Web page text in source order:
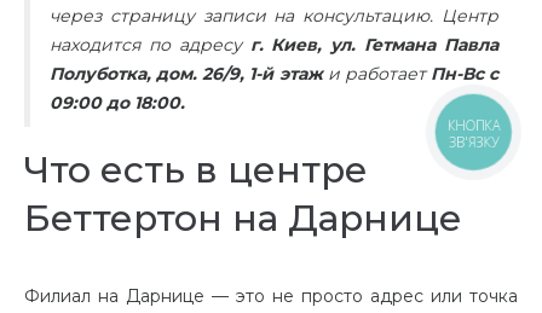
через страницу записи на консультацию. Центр
находится по адресу г. Киев, ул. Гетмана Павла
Полуботка, дом. 26/9, 1-й этажи работаетПн-Вс с
09:00 до 18:00.
Что есть в центре
Беттертон на Дарнице
Филиал на Дарнице — это не просто адрес или точка
КНОПКА
ЗВ'ЯЗКУ